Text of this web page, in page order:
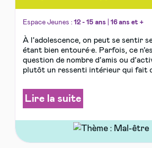
Espace Jeunes : 12 - 15 ans 16 ans et +
À l’adolescence, on peut se sentir
étant bien entouré·e. Parfois, ce
question de nombre d’amis ou
plutôt un ressenti intérieur qui fait
Lire la suite